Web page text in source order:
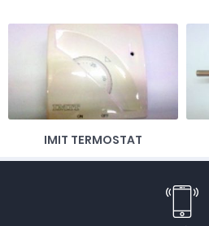
IMIT TERMOSTAT